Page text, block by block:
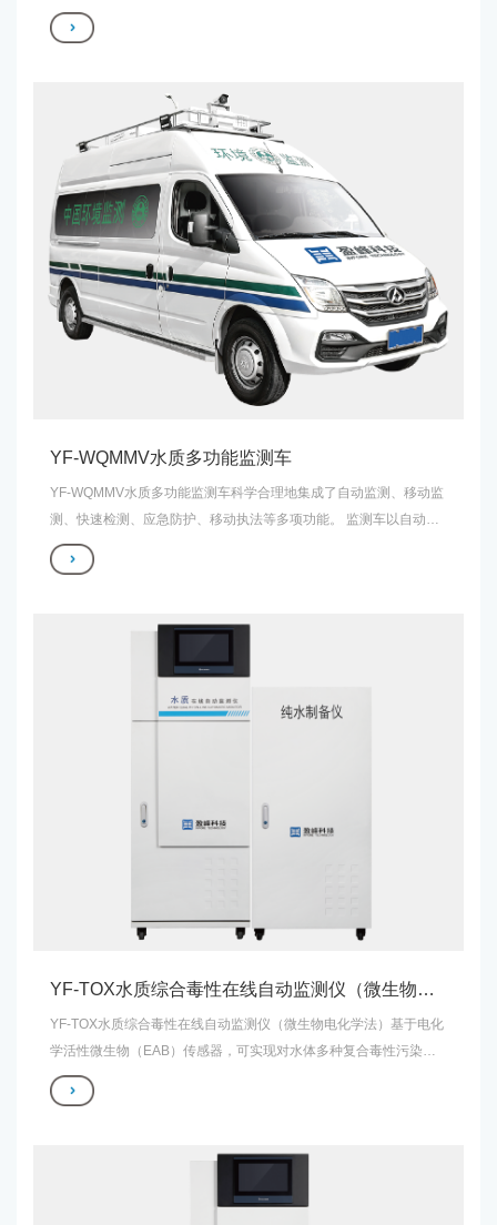
成的一体式机柜水质监测趋势站，能够快速反映水质变化趋势，广
泛应用于输水河道、水库、湖泊、景观水、管网水的水质自动连续
YF-WQMMV水质多功能监测车
YF-WQMMV水质多功能监测车科学合理地集成了自动监测、移动监
测、快速检测、应急防护、移动执法等多项功能。 监测车以自动监
测、移动监测为核心，可以实现无人值守自动完成水质监测分析过
程中自动采样、水样预处理、分析、数据传输等功能，分析过程灵
集成便携式水质分析仪、应急防护设施、移动执法设施，可以应用
YF-TOX水质综合毒性在线自动监测仪（微生物电化学法）
YF-TOX水质综合毒性在线自动监测仪（微生物电化学法）基于电化
学活性微生物（EAB）传感器，可实现对水体多种复合毒性污染物
的水质综合毒性在线监测，其原理是：当含有有毒污染物的水样进
入EAB传感器时，污染物对产电微生物代谢等生理状态造成影响，
传感器输出的电信号即可实现有毒污染物的实时监测。